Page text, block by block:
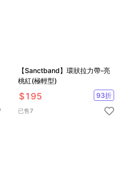
【Sanctband】環狀拉力帶-亮
桃紅(極輕型)
$195 93折
已售7